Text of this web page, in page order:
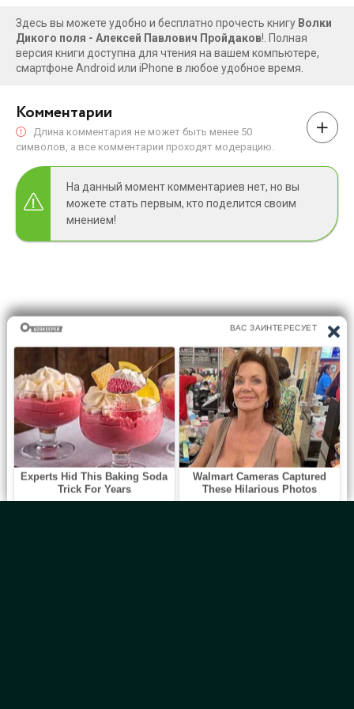
Здесь вы можете удобно и бесплатно прочесть книгу Волки
Дикого поля - Алексей Павлович Пройдаков!. Полная
версия книги доступна для чтения на вашем компьютере,
смартфоне Android или iPhone в любое удобное время.
Комментарии
Длина комментария не может быть менее 50
символов, а все комментарии проходят модерацию.
На данный момент комментариев нет, но вы
можете стать первым, кто поделится своим
мнением!